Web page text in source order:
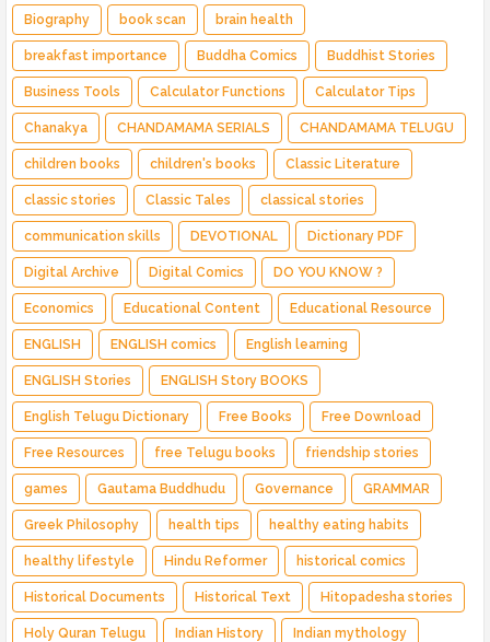
Biography book scan brain health
breakfast importance Buddha Comics Buddhist Stories
Business Tools Calculator Functions Calculator Tips
Chanakya CHANDAMAMA SERIALS CHANDAMAMA TELUGU
children books children's books Classic Literature
classic stories Classic Tales classical stories
communication skills DEVOTIONAL Dictionary PDF
Digital Archive Digital Comics DO YOU KNOW ?
Economics Educational Content Educational Resource
ENGLISH ENGLISH comics English learning
ENGLISH Stories ENGLISH Story BOOKS
English Telugu Dictionary Free Books Free Download
Free Resources free Telugu books friendship stories
games Gautama Buddhudu Governance GRAMMAR
Greek Philosophy health tips healthy eating habits
healthy lifestyle Hindu Reformer historical comics
Historical Documents Historical Text Hitopadesha stories
Holy Quran Telugu Indian History Indian mythology